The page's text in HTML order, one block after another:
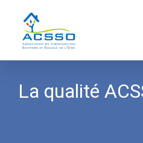
La qualité